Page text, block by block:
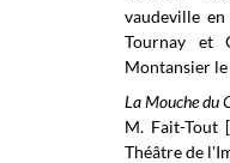
vaudeville
Tournay et
Montansier
La Mouche du
M. Fait-Tout
Théâtre de